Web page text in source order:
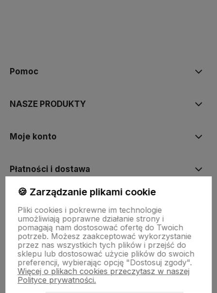
Pomoc
NASZE PRODUKTY
Moje konto
Płatności i dostawa
O nas
🍪 Zarządzanie plikami cookie
Pliki cookies i pokrewne im technologie
umożliwiają poprawne działanie strony i
pomagają nam dostosować ofertę do Twoich
potrzeb. Możesz zaakceptować wykorzystanie
przez nas wszystkich tych plików i przejść do
sklepu lub dostosować użycie plików do swoich
preferencji, wybierając opcję "Dostosuj zgody".
Więcej o plikach cookies przeczytasz w naszej
Polityce prywatności.